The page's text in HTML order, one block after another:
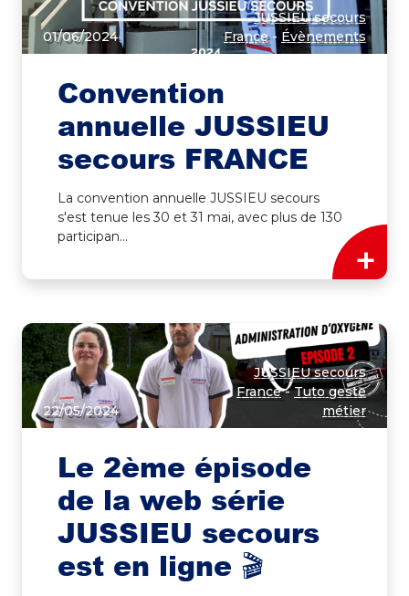
01/06/2024
JUSSIEU secours
France- Évènements
Convention
annuelle JUSSIEU
secours FRANCE
+
La convention annuelle JUSSIEU secours
s'est tenue les 30 et 31 mai, avec plus de 130
participan...
22/05/2024
JUSSIEU secours
France-Tuto geste
métier
Le 2ème épisode
de la web série
JUSSIEU secours
est en ligne 🎬